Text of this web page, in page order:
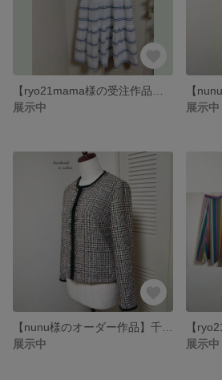
展示中
展示中
展示中
展示中